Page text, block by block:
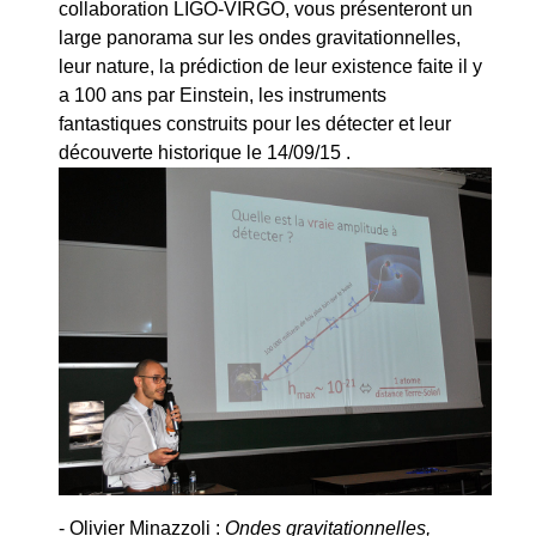
collaboration LIGO-VIRGO, vous présenteront un
large panorama sur les ondes gravitationnelles,
leur nature, la prédiction de leur existence faite il y
a 100 ans par Einstein, les instruments
fantastiques construits pour les détecter et leur
découverte historique le 14/09/15 .
- Olivier Minazzoli : Ondes gravitationnelles,